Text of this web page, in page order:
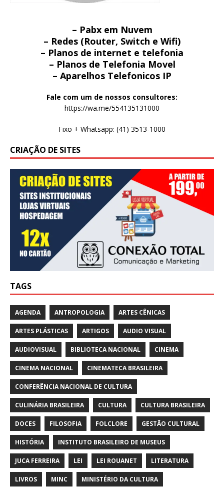
– Pabx em Nuvem
– Redes (Router, Switch e Wifi)
– Planos de internet e telefonia
– Planos de Telefonia Movel
– Aparelhos Telefonicos IP
Fale com um de nossos consultores:
https://wa.me/554135131000
Fixo + Whatsapp: (41) 3513-1000
CRIAÇÃO DE SITES
TAGS
AGENDA ANTROPOLOGIA ARTES CÊNICAS
ARTES PLÁSTICAS ARTIGOS AUDIO VISUAL
AUDIOVISUAL BIBLIOTECA NACIONAL CINEMA
CINEMA NACIONAL CINEMATECA BRASILEIRA
CONFERÊNCIA NACIONAL DE CULTURA
CULINÁRIA BRASILEIRA CULTURA CULTURA BRASILEIRA
DOCES FILOSOFIA FOLCLORE GESTÃO CULTURAL
HISTÓRIA INSTITUTO BRASILEIRO DE MUSEUS
JUCA FERREIRA LEI LEI ROUANET LITERATURA
LIVROS MINC MINISTÉRIO DA CULTURA